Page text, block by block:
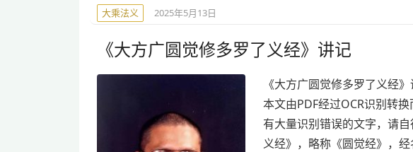
大乘法义 2025年5月13日
《大方广圆觉修多罗了义经》讲记
《大方广圆觉修多罗了义经
本文由PDF经过OCR识别转
有大量识别错误的文字，请
义经》，略称《圆觉经》，